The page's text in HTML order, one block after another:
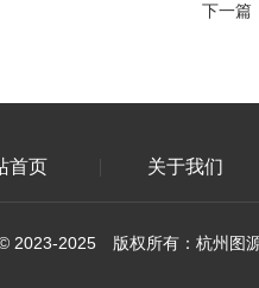
下一篇
首页 关于我们
2023-2025 版权所有：杭州图